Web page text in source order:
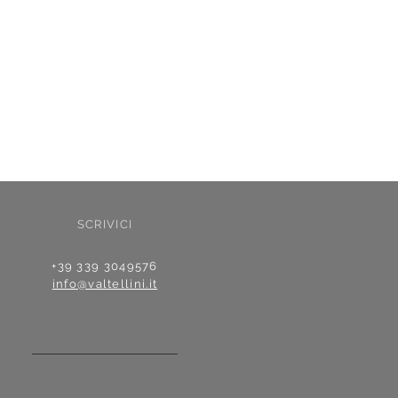
SCRIVICI
+39 339 3049576
info@valtellini.it